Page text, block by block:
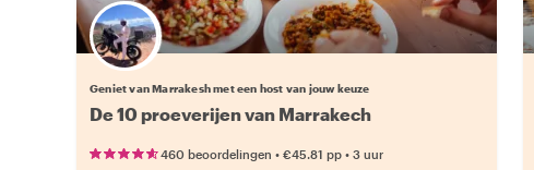
Kies jouw favoriete local
Geniet van Marrakesh met een host van jouw keuze
De 10 proeverijen van Marrakech
460 beoordelingen • €45.81 pp • 3 uur